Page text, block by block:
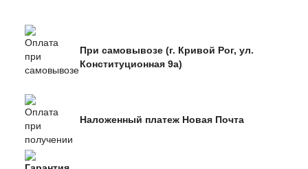
При самовывозе (г. Кривой Рог, ул.
Конституционная 9а)
Наложенный платеж Новая Почта